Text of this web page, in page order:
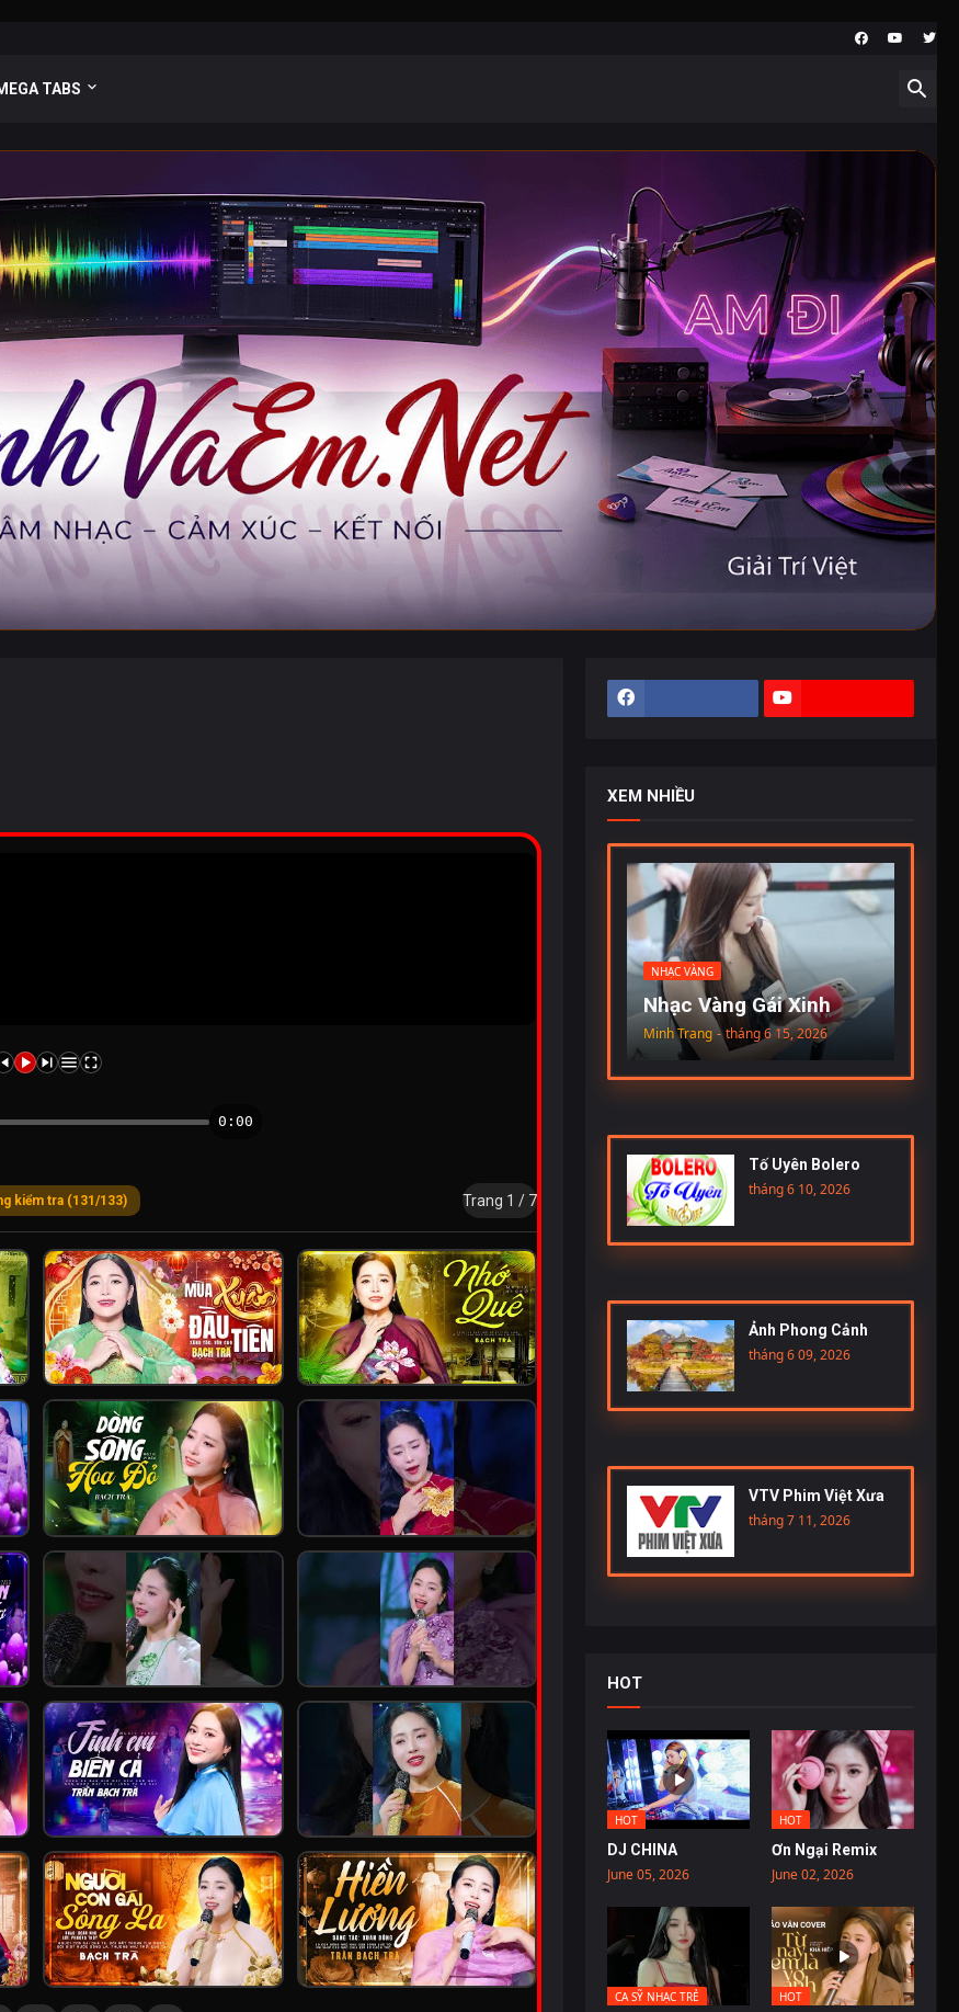
TABS
0:00
kiểm tra (131/133) Trang 1 / 7
XEM NHIỀU
NHẠC VÀNG
Nhạc Vàng Gái Xinh
Minh Trang - tháng 6 15, 2026
Tố Uyên Bolero
tháng 6 10, 2026
Ảnh Phong Cảnh
tháng 6 09, 2026
VTV Phim Việt Xưa
tháng 7 11, 2026
HOT
HOT
DJ CHINA
June 05, 2026
HOT
Ơn Ngại Remix
June 02, 2026
CA SỸ NHẠC TRẺ HOT